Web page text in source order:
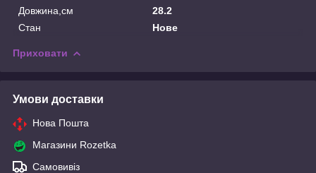
Довжина,см
28.2
Стан
Нове
Приховати
Умови доставки
Нова Пошта
Магазини Rozetka
Самовивіз